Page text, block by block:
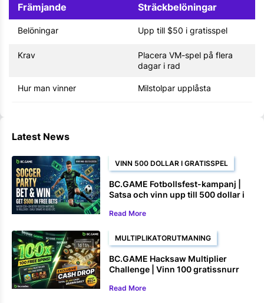
Främjande Sträckbelöningar
Belöningar Upp till $50 i gratisspel
Krav
Placera VM-spel på flera
dagar i rad
Hur man vinner Milstolpar upplåsta
Latest News
VINN 500 DOLLAR I GRATISSPEL
BC.GAME Fotbollsfest-kampanj |
Satsa och vinn upp till 500 dollar i
Read More
MULTIPLIKATORUTMANING
BC.GAME Hacksaw Multiplier
Challenge | Vinn 100 gratissnurr
Read More